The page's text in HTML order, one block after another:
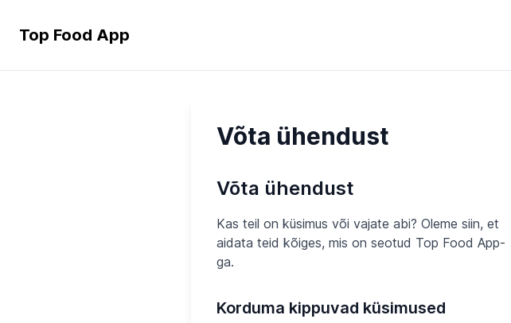
Top Food App
Võta ühendust
Võta ühendust
Kas teil on küsimus või vajate abi? Oleme siin, et
aidata teid kõiges, mis on seotud Top Food App-
ga.
Korduma kippuvad küsimused